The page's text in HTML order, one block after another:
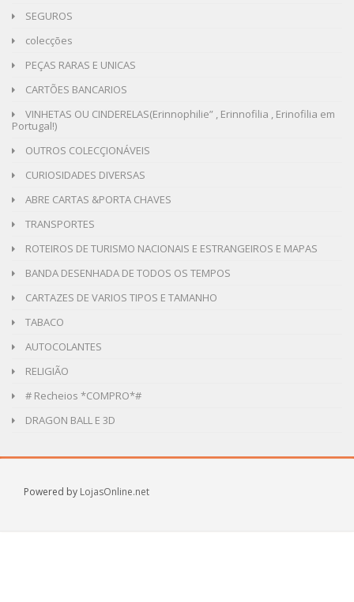
SEGUROS
colecções
PEÇAS RARAS E UNICAS
CARTÕES BANCARIOS
VINHETAS OU CINDERELAS(Erinnophilie” , Erinnofilia , Erinofilia em
Portugal!)
OUTROS COLECÇIONÁVEIS
CURIOSIDADES DIVERSAS
ABRE CARTAS &PORTA CHAVES
TRANSPORTES
ROTEIROS DE TURISMO NACIONAIS E ESTRANGEIROS E MAPAS
BANDA DESENHADA DE TODOS OS TEMPOS
CARTAZES DE VARIOS TIPOS E TAMANHO
TABACO
AUTOCOLANTES
RELIGIÃO
# Recheios *COMPRO*#
DRAGON BALL E 3D
Powered by LojasOnline.net